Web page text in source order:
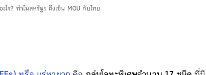
ะไร? ทำไมสหรัฐฯ ถึงเซ็น MOU กับไทย